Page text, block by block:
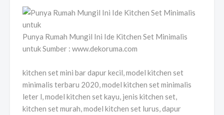
Punya Rumah Mungil Ini Ide Kitchen Set Minimalis
untuk Sumber : www.dekoruma.com
kitchen set mini bar dapur kecil, model kitchen set
minimalis terbaru 2020, model kitchen set minimalis
leter l, model kitchen set kayu, jenis kitchen set,
kitchen set murah, model kitchen set lurus, dapur